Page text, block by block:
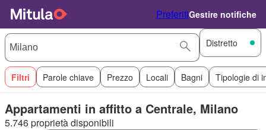
PreferitiGestire notifiche
Distretto
Filtri Parole chiave Prezzo Locali Bagni Tipologie di
Appartamenti in affitto a Centrale, Milano
5.746 proprietà disponibili